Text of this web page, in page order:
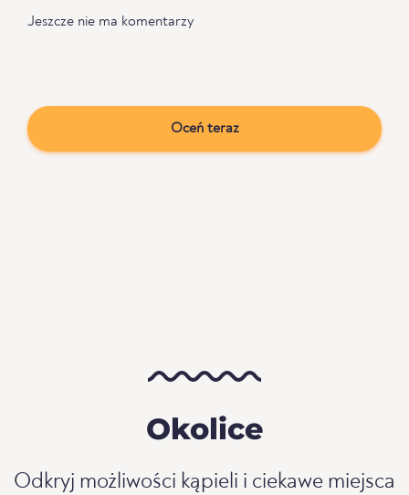
Jeszcze nie ma komentarzy
Oceń teraz
Okolice
Odkryj możliwości kąpieli i ciekawe miejsca